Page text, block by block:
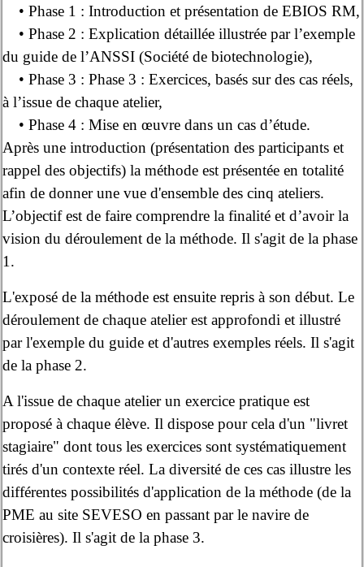
• Phase 1 : Introduction et présentation de EBIOS RM,
• Phase 2 : Explication détaillée illustrée par l’exemple
du guide de l’ANSSI (Société de biotechnologie),
• Phase 3 : Phase 3 : Exercices, basés sur des cas réels,
à l’issue de chaque atelier,
• Phase 4 : Mise en œuvre dans un cas d’étude.
Après une introduction (présentation des participants et
rappel des objectifs) la méthode est présentée en totalité
afin de donner une vue d'ensemble des cinq ateliers.
L’objectif est de faire comprendre la finalité et d’avoir la
vision du déroulement de la méthode. Il s'agit de la phase
1.
L'exposé de la méthode est ensuite repris à son début. Le
déroulement de chaque atelier est approfondi et illustré
par l'exemple du guide et d'autres exemples réels. Il s'agit
de la phase 2.
A l'issue de chaque atelier un exercice pratique est
proposé à chaque élève. Il dispose pour cela d'un "livret
stagiaire" dont tous les exercices sont systématiquement
tirés d'un contexte réel. La diversité de ces cas illustre les
différentes possibilités d'application de la méthode (de la
PME au site SEVESO en passant par le navire de
croisières). Il s'agit de la phase 3.